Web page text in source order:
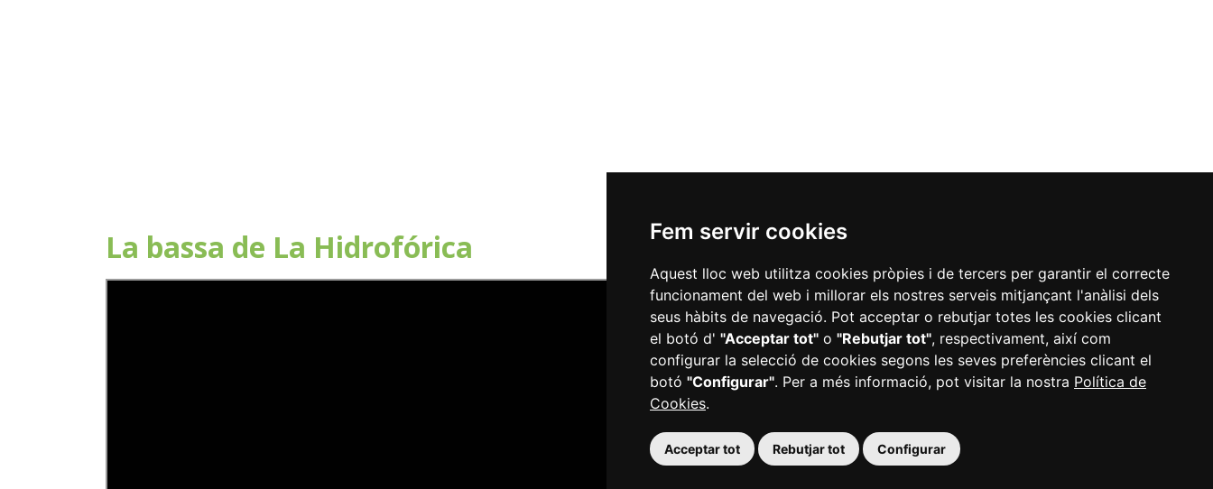
Fem servir cookies
Aquest lloc web utilitza cookies pròpies i de tercers per garantir el correcte
funcionament del web i millorar els nostres serveis mitjançant l'anàlisi dels
seus hàbits de navegació. Pot acceptar o rebutjar totes les cookies clicant
el botó d' "Acceptar tot" o "Rebutjar tot", respectivament, així com
configurar la selecció de cookies segons les seves preferències clicant el
botó "Configurar". Per a més informació, pot visitar la nostra Política de
Cookies.
Acceptar tot Rebutjar tot Configurar
La bassa de La Hidrofórica